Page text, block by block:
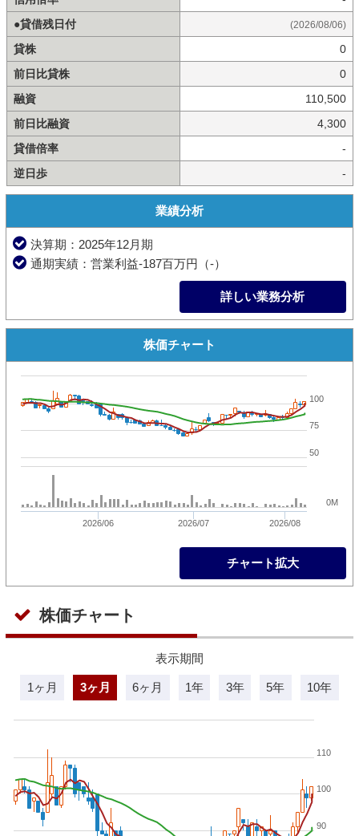
●貸借残日付
(2026/08/06)
貸株
0
前日比貸株
0
融資
110,500
前日比融資
4,300
貸借倍率
-
逆日歩
-
業績分析
決算期：2025年12月期
通期実績：営業利益-187百万円（-）
詳しい業務分析
株価チャート
2026/06 2026/07 2026/08
50
75
100
0M
チャート拡大
株価チャート
表示期間
1ヶ月 3ヶ月 6ヶ月 1年 3年 5年 10年
90
100
110